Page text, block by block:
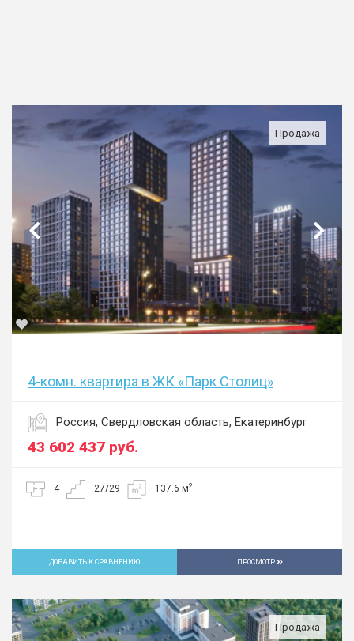
Продажа
4-комн. квартира в ЖК «Парк Столиц»
Россия, Свердловская область, Екатеринбург
43 602 437 руб.
4 27/29 137.6 м2
ДОБАВИТЬ К СРАВНЕНИЮ ПРОСМОТР
Продажа